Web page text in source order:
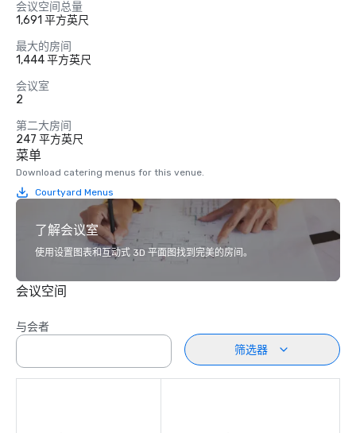
会议空间总量
1,691 平方英尺
最大的房间
1,444 平方英尺
会议室
2
第二大房间
247 平方英尺
菜单
Download catering menus for this venue.
Courtyard Menus
了解会议室
使用设置图表和互动式 3D 平面图找到完美的房间。
会议空间
与会者
筛选器